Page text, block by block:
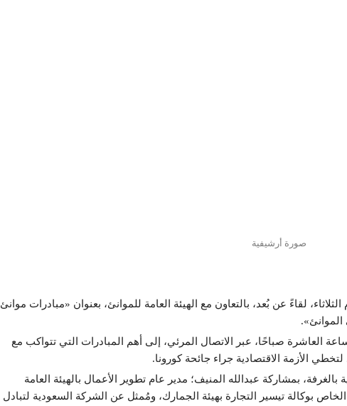
صورة أرشيفية
لقاءً عن بُعد، بالتعاون مع الهيئة العامة للموانئ، بعنوان «مبادرات موانئ
العاشرة صباحًا، عبر الاتصال المرئي، إلى أهم المبادرات التي تتواكب مع
الأزمة الاقتصادية جراء جائحة كورونا.
بمشاركة عبدالله المنيف؛ مدير عام تطوير الأعمال بالهيئة العامة
بوكالة تيسير التجارة بهيئة الجمارك، ومُمثل عن الشركة السعودية لتبادل